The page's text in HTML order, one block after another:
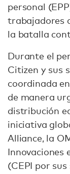
personal
trabajadores
la batalla
Durante el
Citizen y sus
coordinada
de manera
distribución
iniciativa
Alliance, la
Innovaciones
(CEPI por